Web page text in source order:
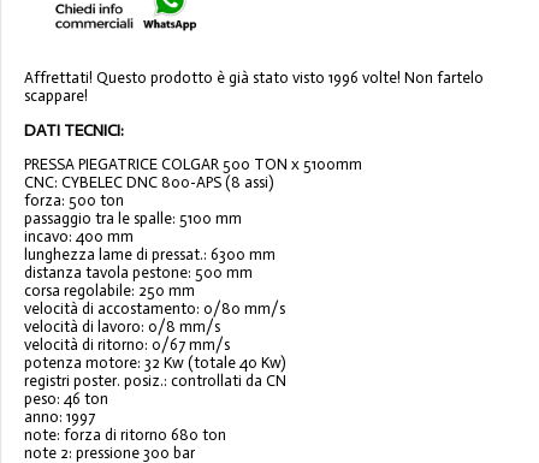
Affrettati! Questo prodotto è già stato visto 1996 volte! Non fartelo
scappare!
DATI TECNICI:
PRESSA PIEGATRICE COLGAR 500 TON x 5100mm
CNC: CYBELEC DNC 800-APS (8 assi)
forza: 500 ton
passaggio tra le spalle: 5100 mm
incavo: 400 mm
lunghezza lame di pressat.: 6300 mm
distanza tavola pestone: 500 mm
corsa regolabile: 250 mm
velocità di accostamento: 0/80 mm/s
velocità di lavoro: 0/8 mm/s
velocità di ritorno: 0/67 mm/s
potenza motore: 32 Kw (totale 40 Kw)
registri poster. posiz.: controllati da CN
peso: 46 ton
anno: 1997
note: forza di ritorno 680 ton
note 2: pressione 300 bar